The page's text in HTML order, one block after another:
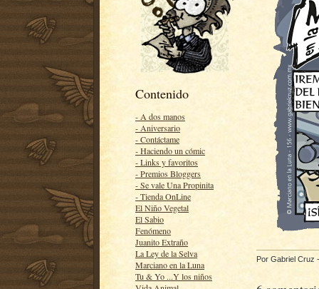
Contenido
- A dos manos
- Aniversario
- Contáctame
- Haciendo un cómic
- Links y favoritos
- Premios Bloggers
- Se vale Una Propinita
- Tienda OnLine
El Niño Vegetal
El Sabio
Fenómeno
Juanito Extraño
La Ley de la Selva
Marciano en la Luna
Tu & Yo ...Y los niños
Por Gabriel Cruz